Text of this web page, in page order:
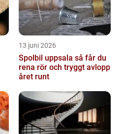
13 juni 2026
Spolbil uppsala så får du
rena rör och tryggt avlopp
året runt